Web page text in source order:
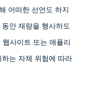
어떠한 선언도 하지
안 재량을 행사하도
사이트 또는 애플리
는 자체 위험에 따라